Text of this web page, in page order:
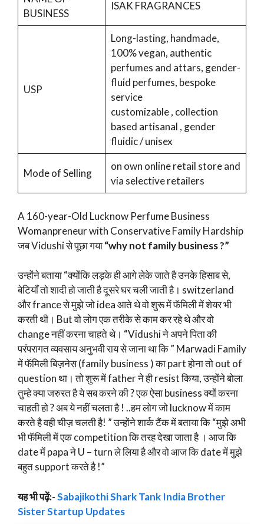
BUSINESS
ISAK FRAGRANCES
USP
Long-lasting, handmade,
100% vegan, authentic
perfumes and attars, gender-
fluid perfumes, bespoke
service
customizable , collection
based artisanal , gender
fluidic / unisex
Mode of Selling
on own online retail store and
via selective retailers
A 160-year-Old Lucknow Perfume Business
Womanpreneur with Conservative Family Hardship
जब Vidushi से पूछा गया“why not family business ?”
उन्होंने बताया “क्योंकि लड़के ही आगे लेके जाते है उनके हिसाब से,
बेटियाँ तो शादी हो जाती है दूसरे घर चली जाती है। switzerland
और france से मुझे जो idea आते थे वो शुरू में फॅमिली में शेयर भी
करती थी। But वो लोग एक तरीके से काम कर रहे थे और वो
change नहीं करना चाहते थे। “Vidushi ने अपने पिता की
परंपरागत व्यवसाय अनुभवी राय से जाना था कि ” Marwadi Family
में फॅमिली बिज़नेस (family business ) का part होना तो out of
question था। तो शुरू में father ने ही resist किया, उन्होंने बोला
तुम्हे क्या जरुरत है ये सब करने की ? एक ऐसा business क्यों करना
चाहती हो ? अब ये नहीं चलता है ! ..हम लोग जो lucknow में काम
करते है वही चीज़ चलती है! ” उन्होंने शार्क टैंक में बताया कि “मुझे अभी
भी फॅमिली में एक competition कि तरह देखा जाता है । आज कि
date में papa ने U – turn ले लिया है और वो आज कि date में मुझे
बहुत support करते है !”
यह भी पढ़ें:-Sabajikothi Shark Tank India Brother
Sister Startup Updates